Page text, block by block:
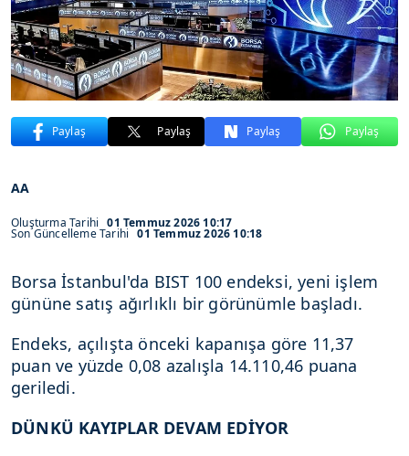
Paylaş Paylaş Paylaş Paylaş
AA
Oluşturma Tarihi 01 Temmuz 2026 10:17
Son Güncelleme Tarihi 01 Temmuz 2026 10:18
Borsa İstanbul'da BIST 100 endeksi, yeni işlem
gününe satış ağırlıklı bir görünümle başladı.
Endeks, açılışta önceki kapanışa göre 11,37
puan ve yüzde 0,08 azalışla 14.110,46 puana
geriledi.
DÜNKÜ KAYIPLAR DEVAM EDİYOR